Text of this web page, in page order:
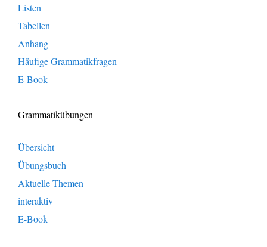
Listen
Tabellen
Anhang
Häufige Grammatikfragen
E-Book
Grammatikübungen
Übersicht
Übungsbuch
Aktuelle Themen
interaktiv
E-Book